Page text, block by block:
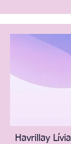
Havrillay Lívia